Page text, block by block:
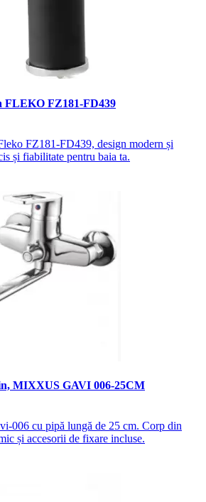
FLEKO FZ181-FD439
FZ181-FD439, design modern și
și fiabilitate pentru baia ta.
MIXXUS GAVI 006-25CM
006 cu pipă lungă de 25 cm. Corp din
și accesorii de fixare incluse.